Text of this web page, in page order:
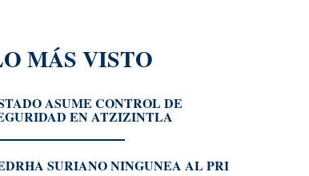
MÁS VISTO
ASUME CONTROL DE
EN ATZIZINTLA
SURIANO NINGUNEA AL PRI